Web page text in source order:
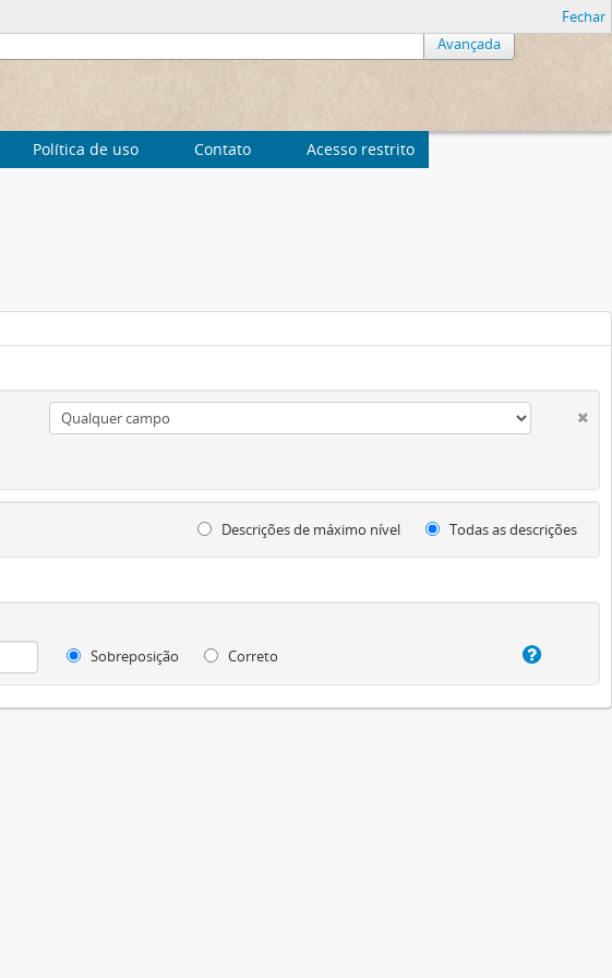
Avançada
Política de uso Contato Acesso restrito
Fechar
Descrições de máximo nível Todas as descrições
Sobreposição
Correto